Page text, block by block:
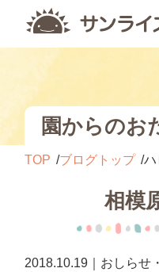
園からのお
TOP ブログトップ
相模
2018.10.19｜おしらせ